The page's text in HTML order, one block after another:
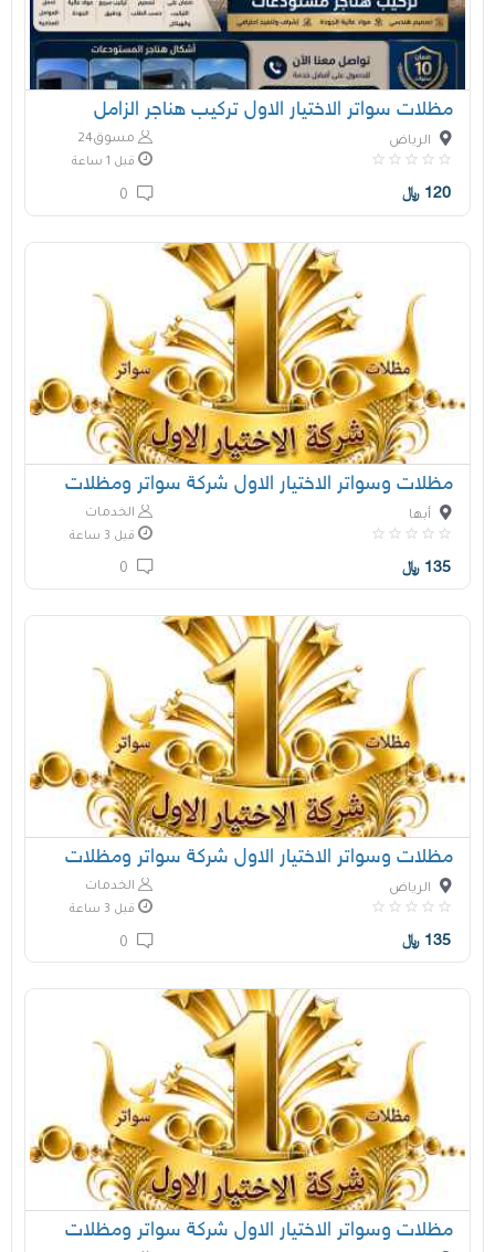
مظلات سواتر الاختيار الاول تركيب هناجر الزامل
مسوق24 الرياض
قبل 1 ساعة
120 ﷼
مظلات وسواتر الاختيار الاول شركة سواتر ومظلات
الخدمات أبها
قبل 3 ساعة
135 ﷼
مظلات وسواتر الاختيار الاول شركة سواتر ومظلات
الخدمات الرياض
قبل 3 ساعة
135 ﷼
مظلات وسواتر الاختيار الاول شركة سواتر ومظلات